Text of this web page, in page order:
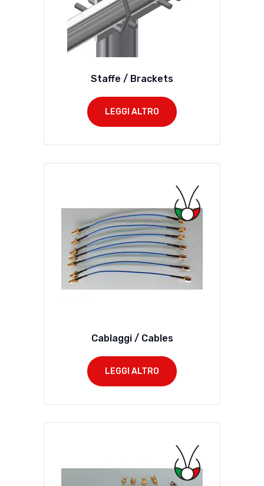
Staffe / Brackets
LEGGI ALTRO
Cablaggi / Cables
LEGGI ALTRO